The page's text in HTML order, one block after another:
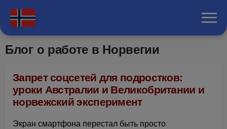
Блог о работе в Норвегии
Запрет соцсетей для подростков:
уроки Австралии и Великобритании и
норвежский эксперимент
Экран смартфона перестал быть просто